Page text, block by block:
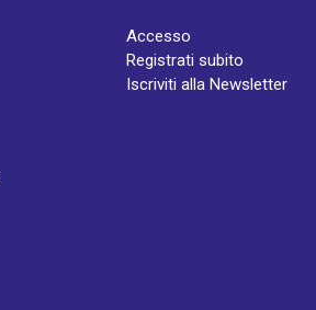
Accesso
Registrati subito
Iscriviti alla Newsletter